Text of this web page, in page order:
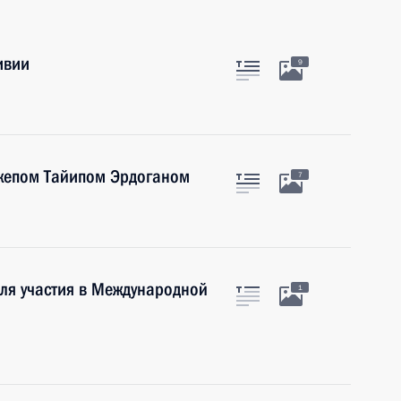
9
Тайипом Эрдоганом 7
участия в Международной 1